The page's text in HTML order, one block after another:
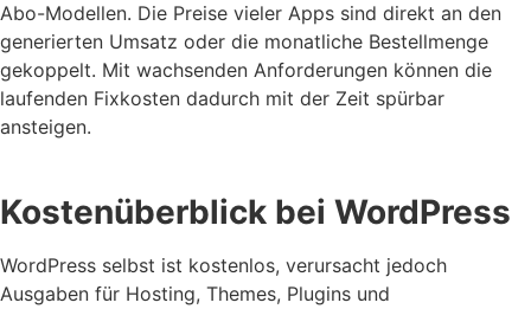
Abo-Modellen. Die Preise vieler Apps sind direkt an den
generierten Umsatz oder die monatliche Bestellmenge
gekoppelt. Mit wachsenden Anforderungen können die
laufenden Fixkosten dadurch mit der Zeit spürbar
ansteigen.
Kostenüberblick bei WordPress
WordPress selbst ist kostenlos, verursacht jedoch
Ausgaben für Hosting, Themes, Plugins und